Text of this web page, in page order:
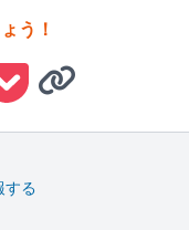
う！
する